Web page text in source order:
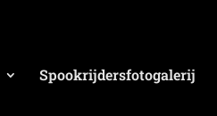
Spookrijdersfotogalerij